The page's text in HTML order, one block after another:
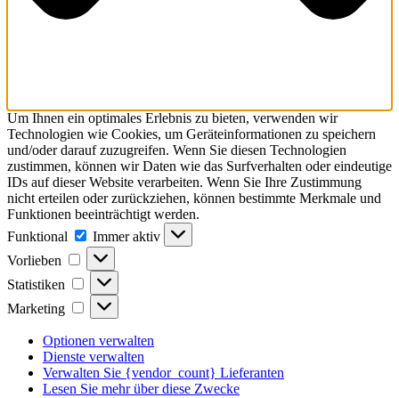
Um Ihnen ein optimales Erlebnis zu bieten, verwenden wir
Technologien wie Cookies, um Geräteinformationen zu speichern
und/oder darauf zuzugreifen. Wenn Sie diesen Technologien
zustimmen, können wir Daten wie das Surfverhalten oder eindeutige
IDs auf dieser Website verarbeiten. Wenn Sie Ihre Zustimmung
nicht erteilen oder zurückziehen, können bestimmte Merkmale und
Funktionen beeinträchtigt werden.
Funktional
Funktional
Immer aktiv
Vorlieben
Vorlieben
Statistiken Statistiken
Marketing Marketing
Optionen verwalten
Dienste verwalten
Verwalten Sie {vendor_count} Lieferanten
Lesen Sie mehr über diese Zwecke